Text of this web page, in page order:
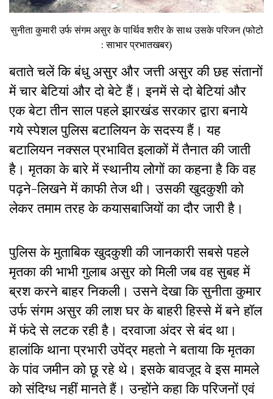
सुनीता कुमारी उर्फ संगम असुर के पार्थिव शरीर के साथ उसके परिजन (फोटो
: साभार प्रभातखबर)
बताते चलें कि बंधु असुर और जत्ती असुर की छह संतानों
में चार बेटियां और दो बेटे हैं। इनमें से दो बेटियां और
एक बेटा तीन साल पहले झारखंड सरकार द्वारा बनाये
गये स्पेशल पुलिस बटालियन के सदस्य हैं। यह
बटालियन नक्सल प्रभावित इलाकों में तैनात की जाती
है। मृतका के बारे में स्थानीय लोगों का कहना है कि वह
पढ़ने-लिखने में काफी तेज थी। उसकी खुदकुशी को
लेकर तमाम तरह के कयासबाजियों का दौर जारी है।
पुलिस के मुताबिक खुदकुशी की जानकारी सबसे पहले
मृतका की भाभी गुलाब असुर को मिली जब वह सुबह में
ब्रश करने बाहर निकली। उसने देखा कि सुनीता कुमार
उर्फ संगम असुर की लाश घर के बाहरी हिस्से में बने हॉल
में फंदे से लटक रही है। दरवाजा अंदर से बंद था।
हालांकि थाना प्रभारी उपेंद्र महतो ने बताया कि मृतका
के पांव जमीन को छू रहे थे। इसके बावजूद वे इस मामले
को संदिग्ध नहीं मानते हैं। उन्होंने कहा कि परिजनों एवं